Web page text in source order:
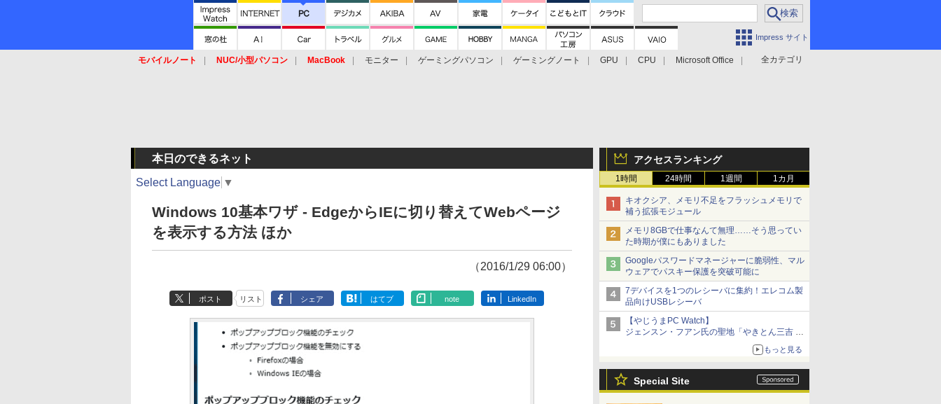
Impress サイト
全カテゴリ
モバイルノート NUC/小型パソコン MacBook モニター ゲーミングパソコン ゲーミングノート GPU CPU
Microsoft Office
アクセスランキング
1時間 24時間 1週間 1カ月
キオクシア、メモリ不足をフラッシュメモリで
補う拡張モジュール
メモリ8GBで仕事なんて無理……そう思ってい
た時期が僕にもありました
Googleパスワードマネージャーに脆弱性、マル
ウェアでパスキー保護を突破可能に
7デバイスを1つのレシーバに集約！エレコム製
品向けUSBレシーバ
【やじうまPC Watch】
ジェンスン・フアン氏の聖地「やきとん三吉 神
田北口店」で「ご来店記念コース」を娘と堪能
～コース名を変更したのはNVIDIAに怒られたか
もっと見る
Special Site
本日のできるネット
Select Language ▼
Windows 10基本ワザ - EdgeからIEに切り替えてWebページ
を表示する方法 ほか
（2016/1/29 06:00）
ポスト リスト シェア はてブ note LinkedIn